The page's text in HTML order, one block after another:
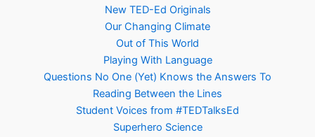
New TED-Ed Originals
Our Changing Climate
Out of This World
Playing With Language
Questions No One (Yet) Knows the Answers To
Reading Between the Lines
Student Voices from #TEDTalksEd
Superhero Science